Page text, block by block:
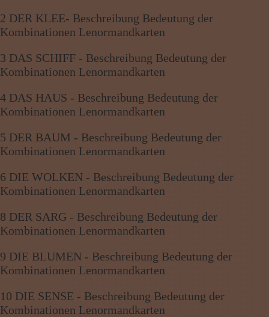
2 DER KLEE- Beschreibung Bedeutung der
Kombinationen Lenormandkarten
3 DAS SCHIFF - Beschreibung Bedeutung der
Kombinationen Lenormandkarten
4 DAS HAUS - Beschreibung Bedeutung der
Kombinationen Lenormandkarten
5 DER BAUM - Beschreibung Bedeutung der
Kombinationen Lenormandkarten
6 DIE WOLKEN - Beschreibung Bedeutung der
Kombinationen Lenormandkarten
8 DER SARG - Beschreibung Bedeutung der
Kombinationen Lenormandkarten
9 DIE BLUMEN - Beschreibung Bedeutung der
Kombinationen Lenormandkarten
10 DIE SENSE - Beschreibung Bedeutung der
Kombinationen Lenormandkarten